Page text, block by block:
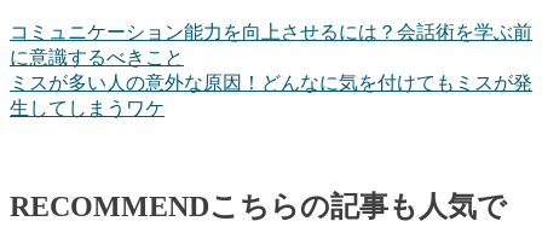
コミュニケーション能力を向上させるには？会話術を学ぶ前
に意識するべきこと
ミスが多い人の意外な原因！どんなに気を付けてもミスが発
生してしまうワケ
RECOMMENDこちらの記事も人気で